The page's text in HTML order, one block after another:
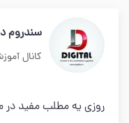
سندروم
کانال
روزى يه مطلب مفيد در